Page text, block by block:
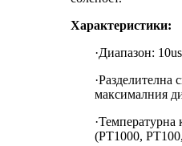
Характеристики:
·Диапазон:
·Разделителна
максималния
(PT1000,